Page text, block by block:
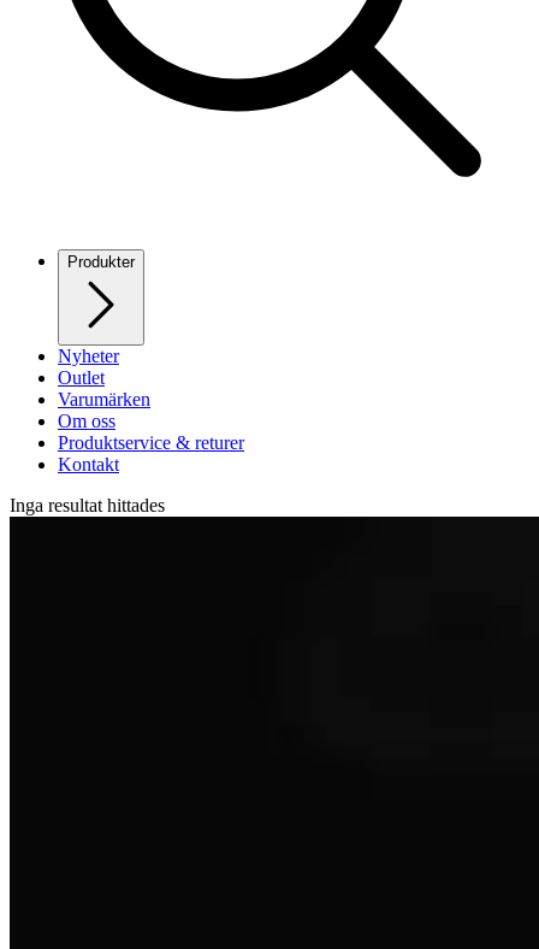
Produkter
Nyheter
Outlet
Varumärken
Om oss
Produktservice & returer
Kontakt
Inga resultat hittades